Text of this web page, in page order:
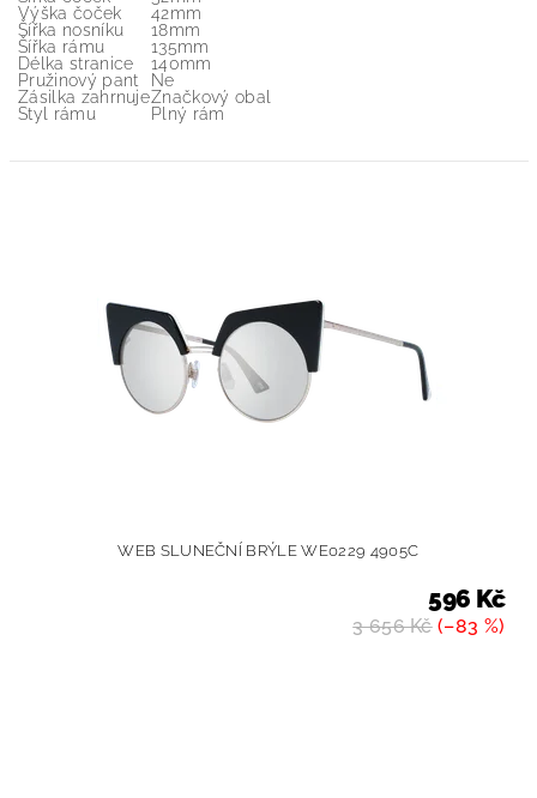
Výška čoček
42mm
Šířka nosníku
18mm
Šířka rámu
135mm
Délka stranice
140mm
Pružinový pant
Ne
Zásilka zahrnujeZnačkový obal
Styl rámu
Plný rám
WEB SLUNEČNÍ BRÝLE WE0229 4905C
3 656 Kč(–83 %)
596 Kč